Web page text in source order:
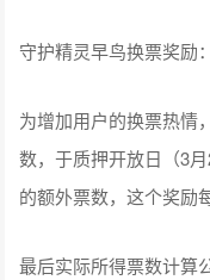
守护精灵早鸟换票奖励：
为增加用户的换票热情
数，于质押开放日（3
的额外票数，这个奖励
最后实际所得票数计算